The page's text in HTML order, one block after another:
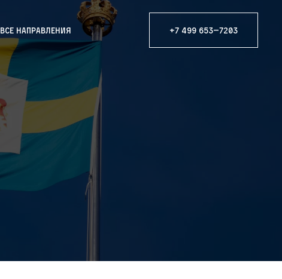
Все направления +7 499 653—7203